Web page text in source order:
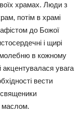
храмах. Люди з
потім в храмі
до Божої
і щирі
молебню в кожному
акцентувалася увага
вести
священики
маслом.